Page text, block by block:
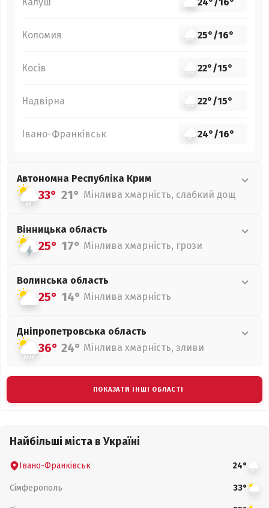
Коломия 25°/16°
Косів 22°/15°
Надвірна 22°/15°
Івано-Франківськ 24°/16°
Автономна Республіка Крим
33° 21° Мінлива хмарність, слабкий дощ
Вінницька область
25° 17° Мінлива хмарність, грози
Волинська область
25° 14° Мінлива хмарність
Дніпропетровська область
36° 24° Мінлива хмарність, зливи
ПОКАЗАТИ ІНШІ ОБЛАСТІ
Найбільші міста в Україні
Івано-Франківськ 24°
Сімферополь 33°